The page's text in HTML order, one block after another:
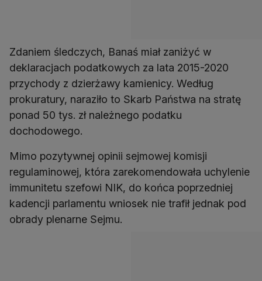
Zdaniem śledczych, Banaś miał zaniżyć w
deklaracjach podatkowych za lata 2015-2020
przychody z dzierżawy kamienicy. Według
prokuratury, naraziło to Skarb Państwa na stratę
ponad 50 tys. zł należnego podatku
dochodowego.
Mimo pozytywnej opinii sejmowej komisji
regulaminowej, która zarekomendowała uchylenie
immunitetu szefowi NIK, do końca poprzedniej
kadencji parlamentu wniosek nie trafił jednak pod
obrady plenarne Sejmu.